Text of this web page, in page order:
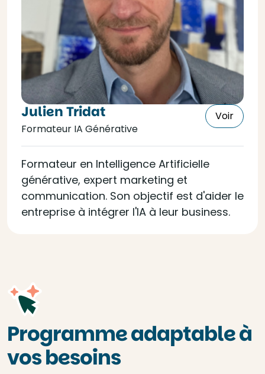
Julien Tridat
Formateur IA Générative
Voir
Formateur en Intelligence Artificielle
générative, expert marketing et
communication. Son objectif est d'aider le
entreprise à intégrer l'IA à leur business.
Programme adaptable à
vos besoins